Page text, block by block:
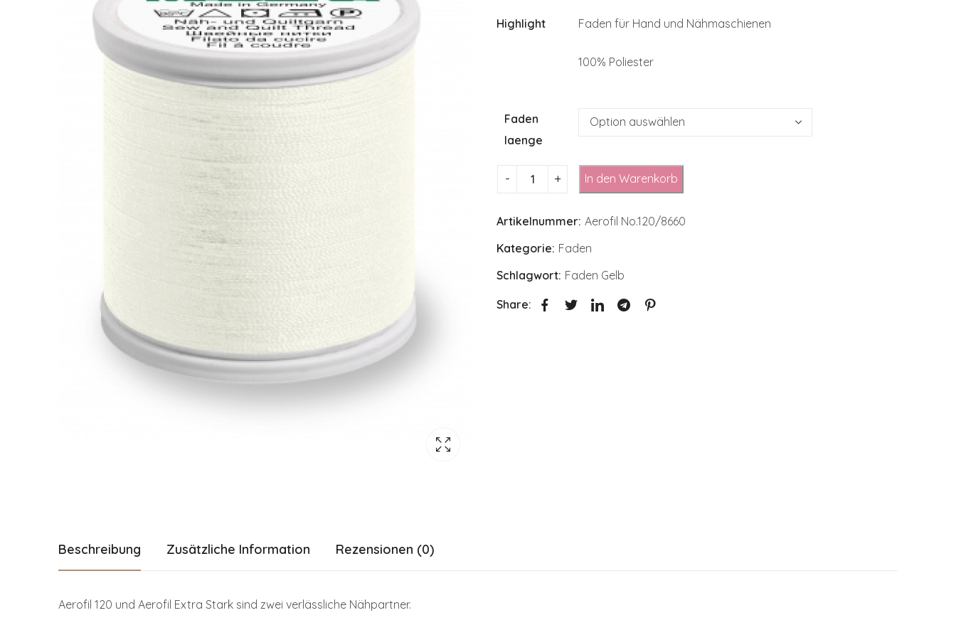
Highlight Faden für Hand und Nähmaschienen
100% Poliester
Faden
laenge
In den Warenkorb
Artikelnummer: Aerofil No.120/8660
Kategorie: Faden
Schlagwort: Faden Gelb
Share:
Beschreibung Zusätzliche Information Rezensionen (0)
Aerofil 120 und Aerofil Extra Stark sind zwei verlässliche Nähpartner.